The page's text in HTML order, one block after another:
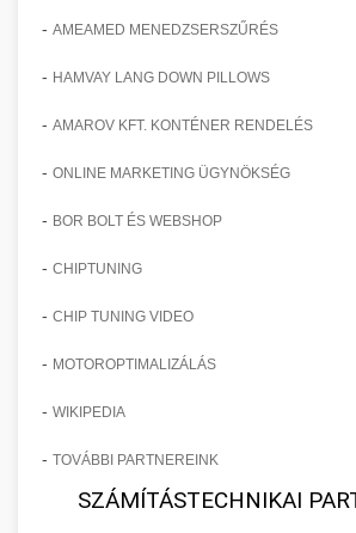
- AMEAMED MENEDZSERSZŰRÉS
- HAMVAY LANG DOWN PILLOWS
- AMAROV KFT. KONTÉNER RENDELÉS
- ONLINE MARKETING ÜGYNÖKSÉG
- BOR BOLT ÉS WEBSHOP
- CHIPTUNING
- CHIP TUNING VIDEO
- MOTOROPTIMALIZÁLÁS
- WIKIPEDIA
- TOVÁBBI PARTNEREINK
SZÁMÍTÁSTECHNIKAI